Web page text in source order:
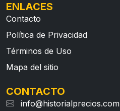
ENLACES
Contacto
Política de Privacidad
Términos de Uso
Mapa del sitio
CONTACTO
info@historialprecios.com